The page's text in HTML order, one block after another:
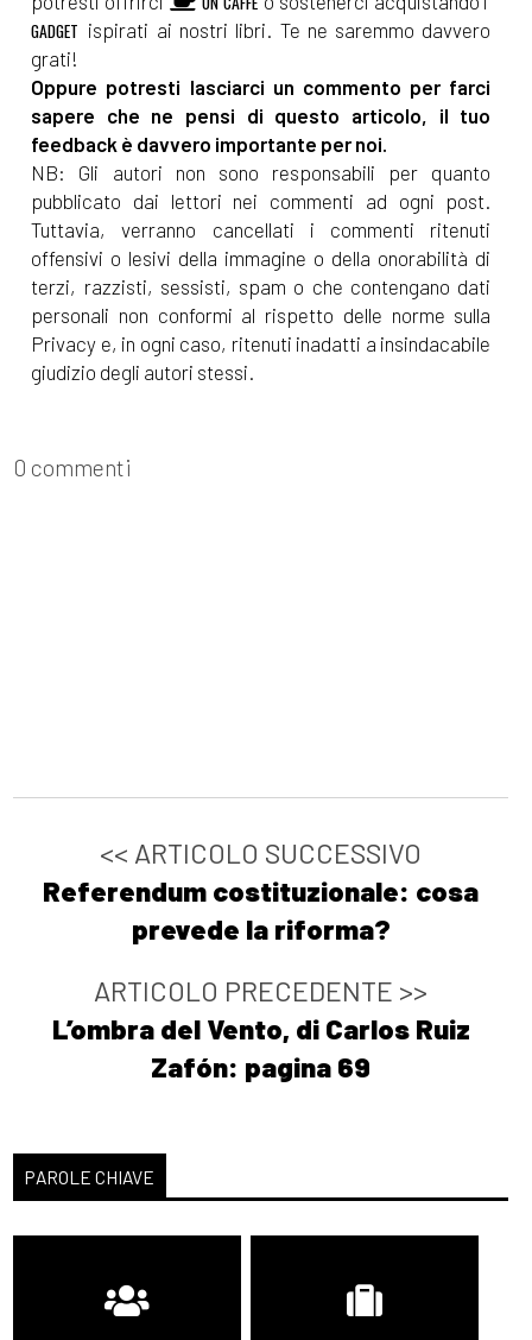
GADGET ispirati ai nostri libri. Te ne saremmo davvero
grati!
Oppure potresti lasciarci un commento per farci
sapere che ne pensi di questo articolo, il tuo
feedback è davvero importante per noi.
NB: Gli autori non sono responsabili per quanto
pubblicato dai lettori nei commenti ad ogni post.
Tuttavia, verranno cancellati i commenti ritenuti
offensivi o lesivi della immagine o della onorabilità di
terzi, razzisti, sessisti, spam o che contengano dati
personali non conformi al rispetto delle norme sulla
Privacy e, in ogni caso, ritenuti inadatti a insindacabile
giudizio degli autori stessi.
0 commenti
<< ARTICOLO SUCCESSIVO
Referendum costituzionale: cosa
prevede la riforma?
ARTICOLO PRECEDENTE >>
L’ombra del Vento, di Carlos Ruiz
Zafón: pagina 69
PAROLE CHIAVE